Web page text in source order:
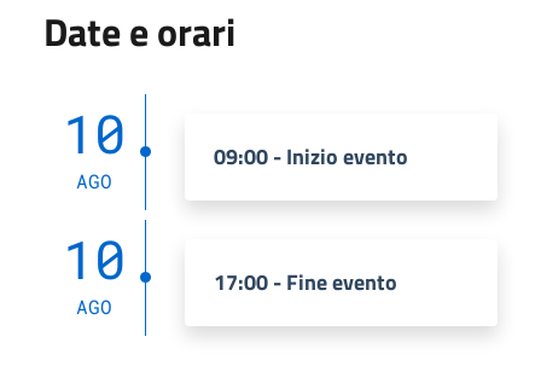
Date e orari
10
AGO
09:00 - Inizio evento
10
AGO
17:00 - Fine evento